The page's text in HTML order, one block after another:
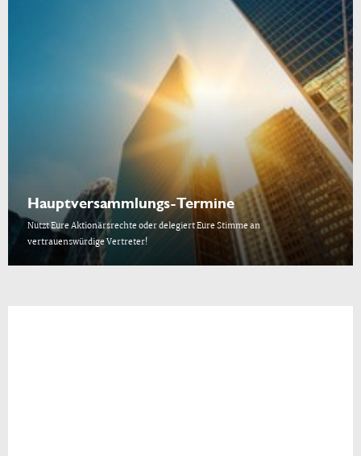
Hauptversammlungs-Termine
Nutzt Eure Aktionärsrechte oder delegiert Eure Stimme an
vertrauenswürdige Vertreter!